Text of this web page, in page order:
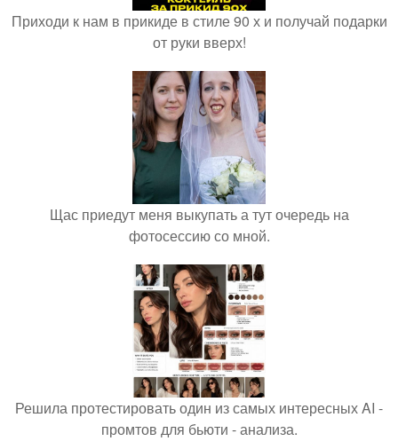
Приходи к нам в прикиде в стиле 90 х и получай подарки
от руки вверх!
Щас приедут меня выкупать а тут очередь на
фотосессию со мной.
Решила протестировать один из самых интересных AI -
промтов для бьюти - анализа.